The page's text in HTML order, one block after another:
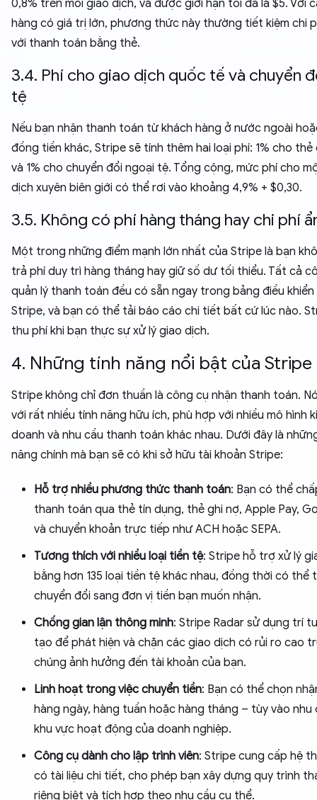
0,8% trên mỗi giao dịch, và được giới hạn tối đa là $5. Với
hàng có giá trị lớn, phương thức này thường tiết kiệm chi
với thanh toán bằng thẻ.
3.4. Phí cho giao dịch quốc tế và chuyển
tệ
Nếu bạn nhận thanh toán từ khách hàng ở nước ngoài
đồng tiền khác, Stripe sẽ tính thêm hai loại phí: 1% cho
và 1% cho chuyển đổi ngoại tệ. Tổng cộng, mức phí cho
dịch xuyên biên giới có thể rơi vào khoảng 4,9% + $0,30.
3.5. Không có phí hàng tháng hay chi phí
Một trong những điểm mạnh lớn nhất của Stripe là bạn
trả phí duy trì hàng tháng hay giữ số dư tối thiểu. Tất cả
quản lý thanh toán đều có sẵn ngay trong bảng điều
Stripe, và bạn có thể tải báo cáo chi tiết bất cứ lúc nào.
thu phí khi bạn thực sự xử lý giao dịch.
4. Những tính năng nổi bật của Stripe
Stripe không chỉ đơn thuần là công cụ nhận thanh toán.
với rất nhiều tính năng hữu ích, phù hợp với nhiều mô hình
doanh và nhu cầu thanh toán khác nhau. Dưới đây là
năng chính mà bạn sẽ có khi sở hữu tài khoản Stripe:
Hỗ trợ nhiều phương thức thanh toán: Bạn có thể
thanh toán qua thẻ tín dụng, thẻ ghi nợ, Apple Pay,
và chuyển khoản trực tiếp như ACH hoặc SEPA.
Tương thích với nhiều loại tiền tệ: Stripe hỗ trợ xử lý
bằng hơn 135 loại tiền tệ khác nhau, đồng thời có thể
chuyển đổi sang đơn vị tiền bạn muốn nhận.
Chống gian lận thông minh: Stripe Radar sử dụng trí
tạo để phát hiện và chặn các giao dịch có rủi ro cao
chúng ảnh hưởng đến tài khoản của bạn.
Linh hoạt trong việc chuyển tiền: Bạn có thể chọn
hàng ngày, hàng tuần hoặc hàng tháng – tùy vào nhu
khu vực hoạt động của doanh nghiệp.
Công cụ dành cho lập trình viên: Stripe cung cấp hệ
có tài liệu chi tiết, cho phép bạn xây dựng quy trình
riêng biệt và tích hợp theo nhu cầu cụ thể.